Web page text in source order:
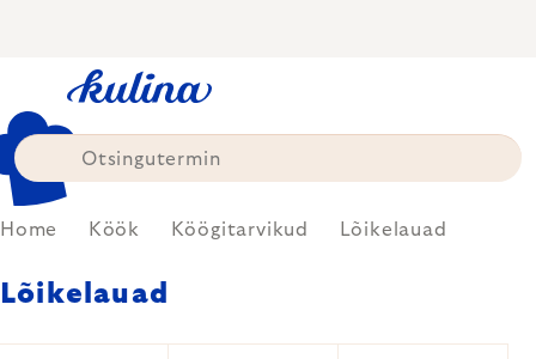
Home Köök Köögitarvikud Lõikelauad
Lõikelauad